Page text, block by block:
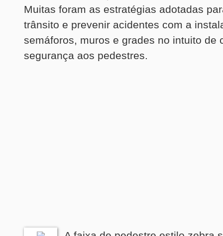
Muitas foram as estratégias adotadas
trânsito e prevenir acidentes com a
semáforos, muros e grades no intuito de
segurança aos pedestres.